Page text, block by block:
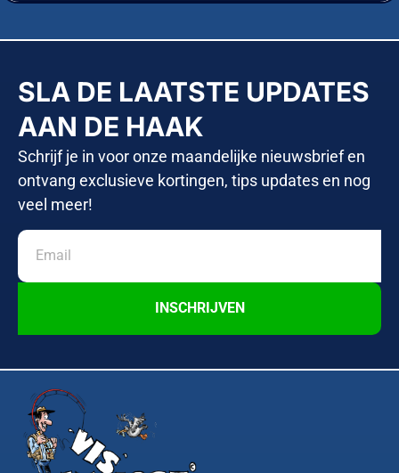
SLA DE LAATSTE UPDATES
AAN DE HAAK
Schrijf je in voor onze maandelijke nieuwsbrief en
ontvang exclusieve kortingen, tips updates en nog
veel meer!
INSCHRIJVEN